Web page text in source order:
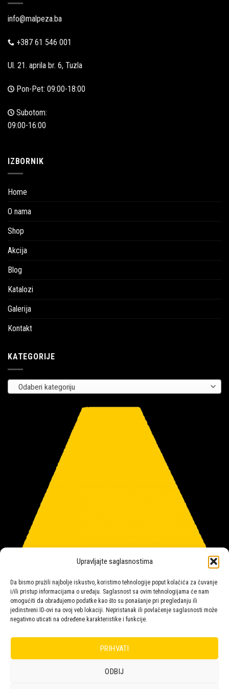
Upravljajte saglasnostima
Da bismo pružili najbolje iskustvo, koristimo tehnologije poput kolačića za čuvanje
i/ili pristup informacijama o uređaju. Saglasnost sa ovim tehnologijama će nam
omogućiti da obrađujemo podatke kao što su ponašanje pri pregledanju ili
jedinstveni ID-ovi na ovoj veb lokaciji. Nepristanak ili povlačenje saglasnosti može
negativno uticati na određene karakteristike i funkcije.
PRIHVATI
ODBIJ
info@malpeza.ba
+387 61 546 001
Ul. 21. aprila br. 6, Tuzla
Pon-Pet: 09:00-18:00
Subotom:
09:00-16:00
IZBORNIK
Home
O nama
Shop
Akcija
Blog
Katalozi
Galerija
Kontakt
KATEGORIJE
Odaberi kategoriju